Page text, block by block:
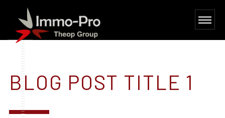
BLOG POST TITLE 1